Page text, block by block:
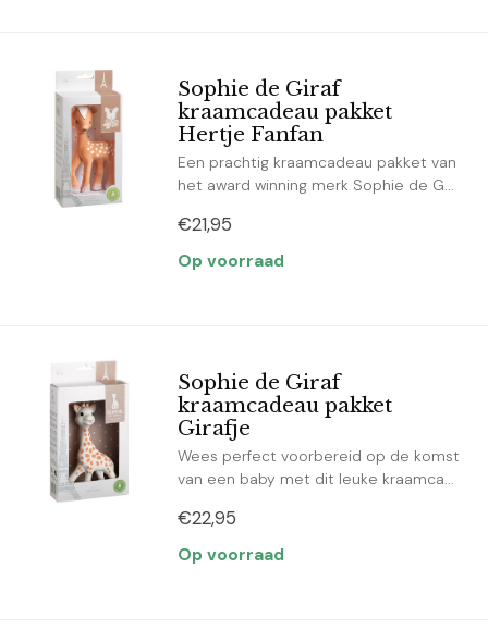
Sophie de Giraf
kraamcadeau pakket
Hertje Fanfan
Een prachtig kraamcadeau pakket van
het award winning merk Sophie de G...
€21,95
Op voorraad
Sophie de Giraf
kraamcadeau pakket
Girafje
Wees perfect voorbereid op de komst
van een baby met dit leuke kraamca...
€22,95
Op voorraad